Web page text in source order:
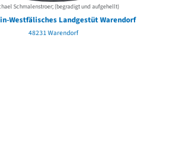
Schmalenstroer; (begradigt und aufgehellt)
Westfälisches Landgestüt Warendorf
48231 Warendorf